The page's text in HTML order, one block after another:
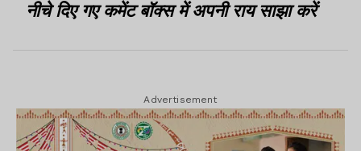
नीचे दिए गए कमेंट बॉक्स में अपनी राय साझा करें
Advertisement